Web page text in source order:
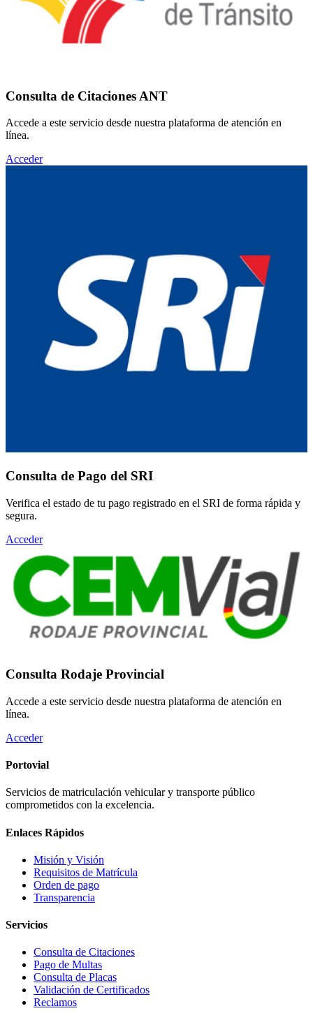
Consulta de Citaciones ANT
Accede a este servicio desde nuestra plataforma de atención en
línea.
Acceder
Consulta de Pago del SRI
Verifica el estado de tu pago registrado en el SRI de forma rápida y
segura.
Acceder
Consulta Rodaje Provincial
Accede a este servicio desde nuestra plataforma de atención en
línea.
Acceder
Portovial
Servicios de matriculación vehicular y transporte público
comprometidos con la excelencia.
Enlaces Rápidos
Misión y Visión
Requisitos de Matrícula
Orden de pago
Transparencia
Servicios
Consulta de Citaciones
Pago de Multas
Consulta de Placas
Validación de Certificados
Reclamos